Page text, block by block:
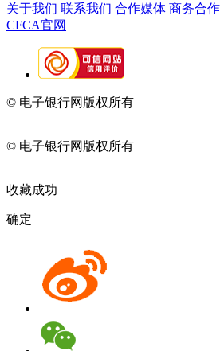
关于我们 联系我们 合作媒体 商务合作
CFCA官网
© 电子银行网版权所有
© 电子银行网版权所有
收藏成功
确定